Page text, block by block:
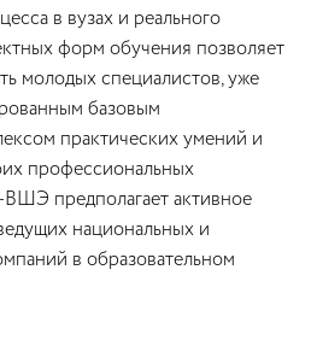
в вузах и реального
форм обучения позволяет
молодых специалистов, уже
базовым
практических умений и
профессиональных
предполагает активное
национальных и
в образовательном